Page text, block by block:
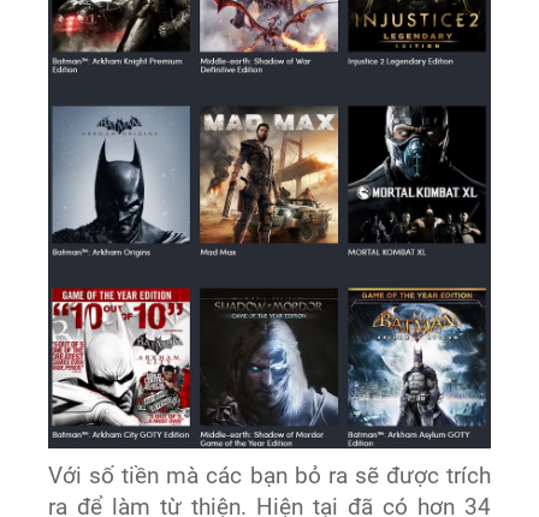
Với số tiền mà các bạn bỏ ra sẽ được trích
ra để làm từ thiện. Hiện tại đã có hơn 34